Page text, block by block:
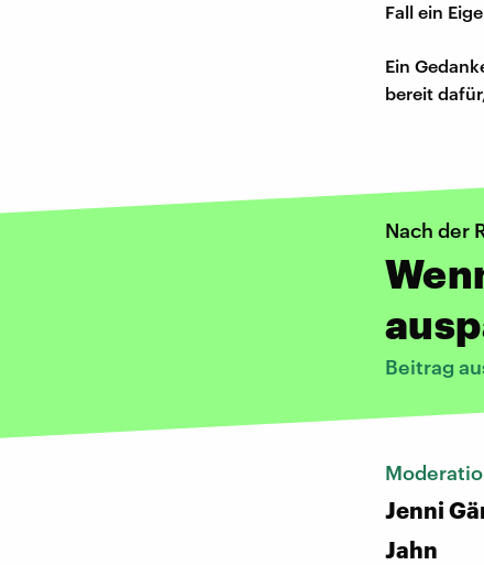
Fall ein
Ein
bereit
Nach der
Beitrag
Jenni
Jahn